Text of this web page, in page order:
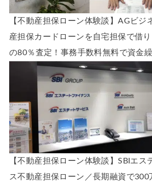
【不動産担保ローン体験談】AGビジ
産担保カードローンを自宅担保で借
の80％査定！事務手数料無料で資金
【不動産担保ローン体験談】SBIエス
ス不動産担保ローン／長期融資で300